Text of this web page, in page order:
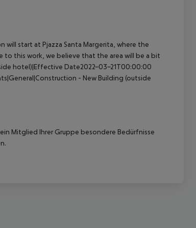
start at Pjazza Santa Margerita, where the
to this work, we believe that the area will be a bit
hotel)|Effective Date2022-03-21T00:00:00
- New Building (outside
Mitglied Ihrer Gruppe besondere Bedürfnisse